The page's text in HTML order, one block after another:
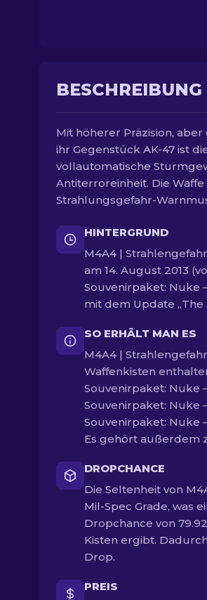
Mit höherer Präzision,
ihr Gegenstück AK-47 ist
vollautomatische
Antiterroreinheit. Die
Strahlungsgefahr-
HINTERGRUND
M4A4 |
am 14. August 2013
Souvenirpaket: Nuke
mit dem Update
SO ERHÄLT MAN ES
M4A4 |
Waffenkisten
Souvenirpaket: Nuke
Souvenirpaket: Nuke
Souvenirpaket: Nuke
Es gehört außerdem
DROPCHANCE
Die Seltenheit von
Mil-Spec Grade, was
Dropchance von
Kisten ergibt.
Drop.
PREIS